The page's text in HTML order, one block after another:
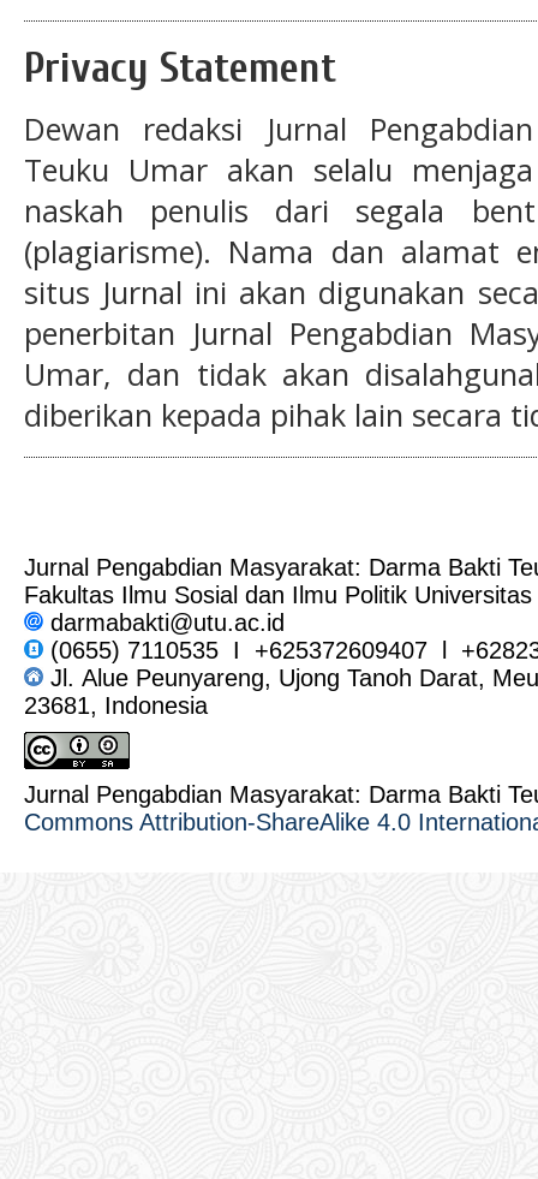
Privacy Statement
Dewan redaksi Jurnal
Teuku Umar akan selalu
naskah penulis dari segala
(plagiarisme). Nama dan alamat
situs Jurnal ini akan digunakan
penerbitan Jurnal Pengabdian
Umar, dan tidak akan
diberikan kepada pihak lain secara
Jurnal Pengabdian Masyarakat: Darma Bakti
Fakultas Ilmu Sosial dan Ilmu Politik
darmabakti@utu.ac.id
(0655) 7110535 I +625372609407 l
Jl. Alue Peunyareng, Ujong Tanoh Darat,
23681, Indonesia
Jurnal Pengabdian Masyarakat: Darma Bakti
Commons Attribution-ShareAlike 4.0